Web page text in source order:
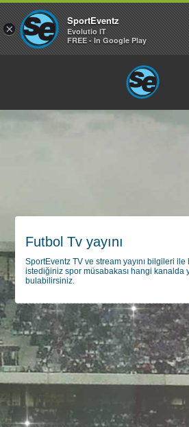
Futbol Tv yayını
SportEventz TV ve stream yayını bilgileri
istediğiniz spor müsabakası hangi kanalda
bulabilirsiniz.
×
SportEventz
Evolutio IT
FREE - In Google Play